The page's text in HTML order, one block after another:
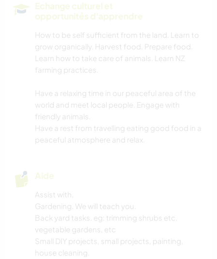
LIVRES
ÉCRITURE
PHOTOGRAPHIE
JARDINAGE
CUISINE ET ALIMENTATION
ANIMAUX
SPORTS D'AVENTURE
DANSE
Echange culturel et
opportunités d'apprendre
How to be self sufficient from the land. Learn to
grow organically. Harvest food. Prepare food.
Learn how to take care of animals. Learn NZ
farming practices.
Have a relaxing time in our peaceful area of the
world and meet local people. Engage with
friendly animals.
Have a rest from travelling eating good food in a
peaceful atmosphere and relax.
Aide
Assist with,
Gardening. We will teach you.
Back yard tasks. eg: trimming shrubs etc.
vegetable gardens, etc
Small DIY projects, small projects, painting,
house cleaning.